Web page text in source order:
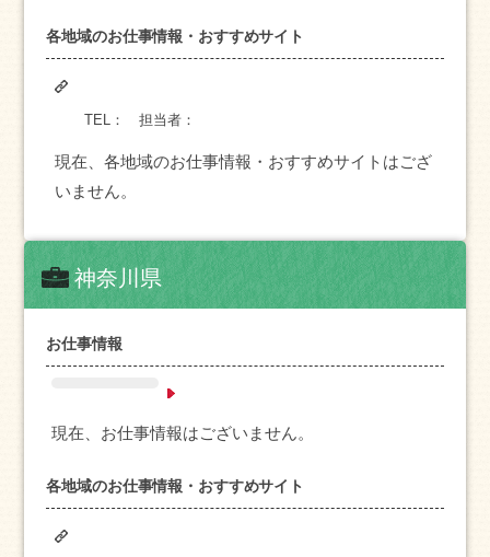
各地域のお仕事情報・おすすめサイト
TEL： 担当者：
現在、各地域のお仕事情報・おすすめサイトはござ
いません。
神奈川県
お仕事情報
現在、お仕事情報はございません。
各地域のお仕事情報・おすすめサイト